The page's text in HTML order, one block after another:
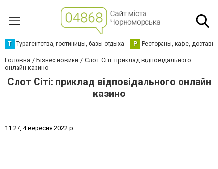
Т Турагентства, гостиницы, базы отдыха Р Рестораны, кафе,
Головна Бізнес новини
Слот Сіті: приклад відповідального
онлайн казино
Слот Сіті: приклад відповідального онлайн
казино
1 1 :27, 4вересня 2022 р.